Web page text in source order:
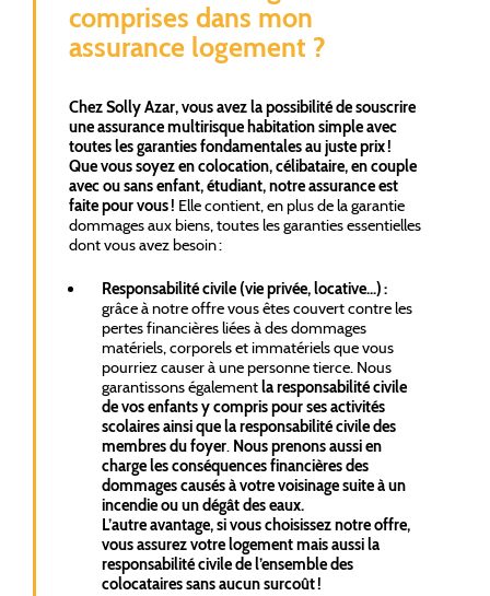
comprises dans mon
assurance logement ?
Chez Solly Azar, vous avez la possibilité de souscrire
une assurance multirisque habitation simple avec
toutes les garanties fondamentales au juste prix !
Que vous soyez en colocation, célibataire, en couple
avec ou sans enfant, étudiant, notre assurance est
faite pour vous ! Elle contient, en plus de la garantie
dommages aux biens, toutes les garanties essentielles
dont vous avez besoin :
Responsabilité civile (vie privée, locative…) :
grâce à notre offre vous êtes couvert contre les
pertes financières liées à des dommages
matériels, corporels et immatériels que vous
pourriez causer à une personne tierce. Nous
garantissons égalementla responsabilité civile
de vos enfants y compris pour ses activités
scolaires ainsi que la responsabilité civile des
membres du foyer. Nous prenons aussi en
charge les conséquences financières des
dommages causés à votre voisinage suite à un
incendie ou un dégât des eaux.
L’autre avantage, si vous choisissez notre offre,
vous assurez votre logement mais aussi la
responsabilité civile de l’ensemble des
colocataires sans aucun surcoût !